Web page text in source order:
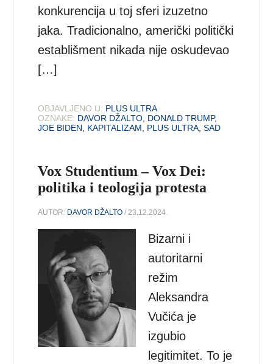
konkurencija u toj sferi izuzetno
jaka. Tradicionalno, američki politički
establišment nikada nije oskudevao
[…]
OBJAVLJENO U: PLUS ULTRA
OZNAKE: DAVOR DŽALTO, DONALD TRUMP,
JOE BIDEN, KAPITALIZAM, PLUS ULTRA,SAD
Vox Studentium – Vox Dei:
politika i teologija protesta
AUTOR: DAVOR DŽALTO / 23.12.2024.
Bizarni i
autoritarni
režim
Aleksandra
Vučića je
izgubio
legitimitet. To je